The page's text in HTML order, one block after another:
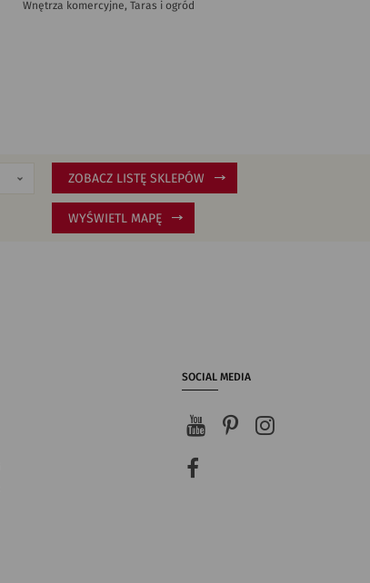
Wnętrza komercyjne, Taras i ogród
ZOBACZ LISTĘ SKLEPÓW
WYŚWIETL MAPĘ
SOCIAL MEDIA